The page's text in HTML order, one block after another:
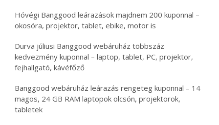
Hóvégi Banggood leárazások majdnem 200 kuponnal –
okosóra, projektor, tablet, ebike, motor is
Durva júliusi Banggood webáruház többszáz
kedvezmény kuponnal – laptop, tablet, PC, projektor,
fejhallgató, kávéfőző
Banggood webáruház leárazás rengeteg kuponnal – 14
magos, 24 GB RAM laptopok olcsón, projektorok,
tabletek